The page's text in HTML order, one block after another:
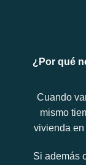
¿Por qué
Cuando
mismo
vivienda
Si además